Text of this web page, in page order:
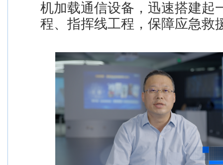
机加载通信设备，迅速搭建起
程、指挥线工程，保障应急救